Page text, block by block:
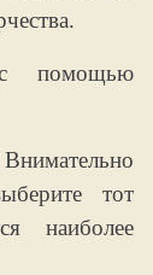
с помощью
тот
наиболее